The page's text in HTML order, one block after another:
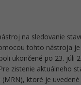
na sledovanie
tohto nástroja
ukončené po 23. júli
zistenie aktuálneho
ktoré je